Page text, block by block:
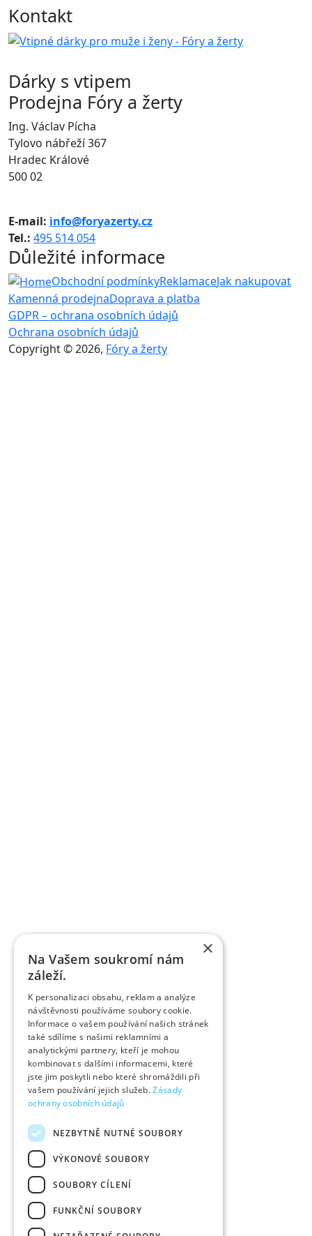
Kontakt
Dárky s vtipem
Prodejna Fóry a žerty
Ing. Václav Pícha
Tylovo nábřeží 367
Hradec Králové
500 02
E-mail: info@foryazerty.cz
Tel.: 495 514 054
Důležité informace
Obchodní podmínkyReklamaceJak nakupovat
Kamenná prodejnaDoprava a platba
GDPR – ochrana osobních údajů
Ochrana osobních údajů
Copyright © 2026, Fóry a žerty
×
Na Vašem soukromí nám
záleží.
K personalizaci obsahu, reklam a analýze
návštěvnosti používáme soubory cookie.
Informace o vašem používání našich stránek
také sdílíme s našimi reklamními a
analytickými partnery, kteří je mohou
kombinovat s dalšími informacemi, které
jste jim poskytli nebo které shromáždili při
vašem používání jejich služeb.Zásady
ochrany osobních údajů
NEZBYTNĚ NUTNÉ SOUBORY
VÝKONOVÉ SOUBORY
SOUBORY CÍLENÍ
FUNKČNÍ SOUBORY